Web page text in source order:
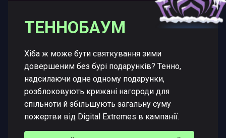
ТЕННОБАУМ
Хіба ж може бути святкування зими
довершеним без бурі подарунків? Тенно,
надсилаючи одне одному подарунки,
розблоковують крижані нагороди для
спільноти й збільшують загальну суму
пожертви від Digital Extremes в кампанії.